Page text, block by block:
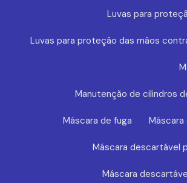
Luvas para
Luvas para proteção das mãos
Manutenção de cilindros
Máscara de fuga
Máscara descartável
Máscara